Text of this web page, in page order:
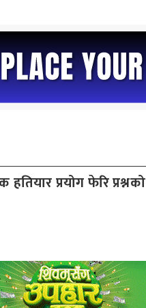
हतियार प्रयोग फेरि प्रश्नको